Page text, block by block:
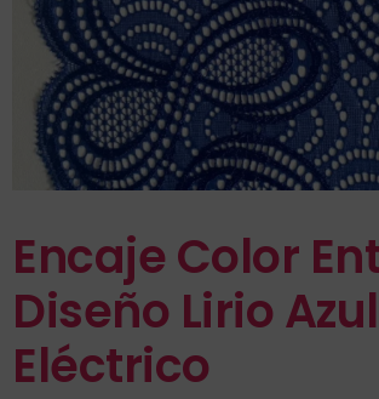
Encaje Color
Diseño Lirio Azul
Eléctrico